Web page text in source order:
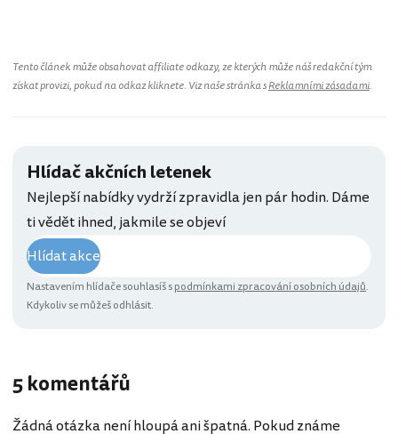
Tento článek může obsahovat affiliate odkazy, ze kterých může náš redakční tým
získat provizi, pokud na odkaz kliknete. Viz naše stránka sReklamními zásadami.
Hlídač akčních letenek
Nejlepší nabídky vydrží zpravidla jen pár hodin. Dáme
ti vědět ihned, jakmile se objeví
Hlídat akce
Nastavením hlídače souhlasíš spodmínkami zpracování osobních údajů.
Kdykoliv se můžeš odhlásit.
5 komentářů
Žádná otázka není hloupá ani špatná. Pokud známe